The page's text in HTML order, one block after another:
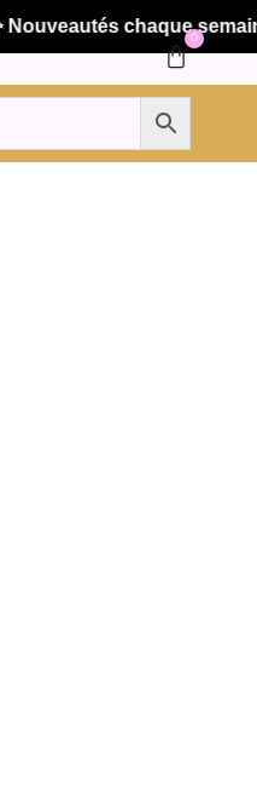
chaque semaine
0